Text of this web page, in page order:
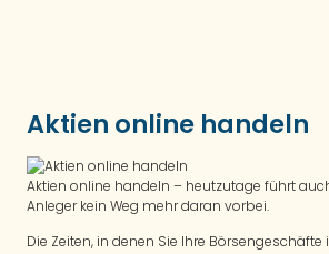
Aktien online handeln
Aktien online handeln – heutzutage führt
Anleger kein Weg mehr daran vorbei.
Die Zeiten, in denen Sie Ihre Börsengeschäfte